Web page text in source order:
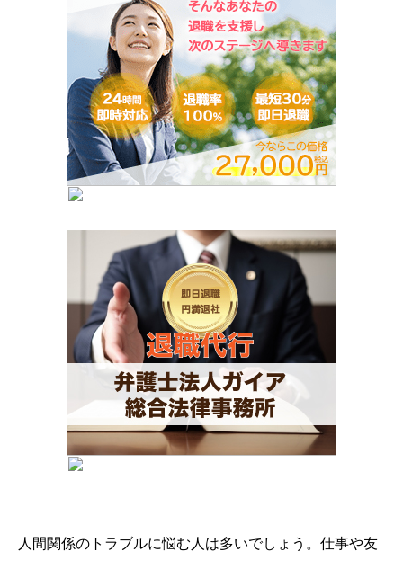
人間関係のトラブルに悩む人は多いでしょう。仕事や友